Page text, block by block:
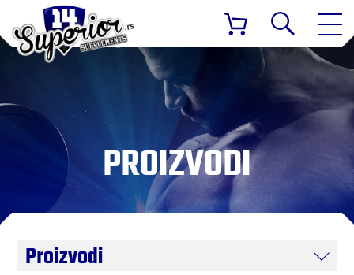
PROIZVODI
Proizvodi